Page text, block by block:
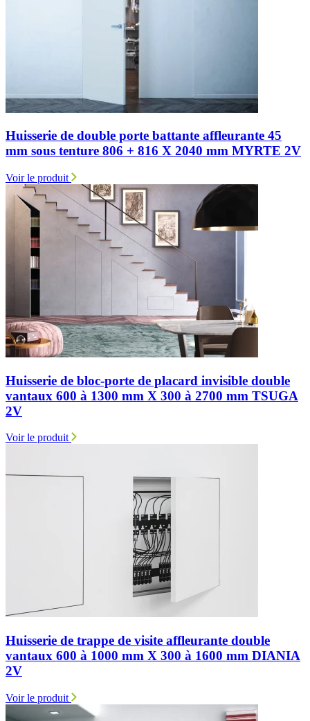
Huisserie de double porte battante affleurante 45
mm sous tenture 806 + 816 X 2040 mm MYRTE 2V
Voir le produit
Huisserie de bloc-porte de placard invisible double
vantaux 600 à 1300 mm X 300 à 2700 mm TSUGA
2V
Voir le produit
Huisserie de trappe de visite affleurante double
vantaux 600 à 1000 mm X 300 à 1600 mm DIANIA
2V
Voir le produit